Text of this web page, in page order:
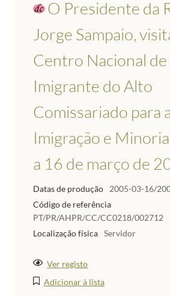
O Presidente da
Jorge Sampaio,
Centro Nacional de
Imigrante do Alto
Comissariado para
Imigração e
a 16 de março de
Datas de produção
2005-03-16/
Código de referência
PT/PR/AHPR/CC/CC0218/002712
Localização física Servidor
Ver registo
Adicionar à lista